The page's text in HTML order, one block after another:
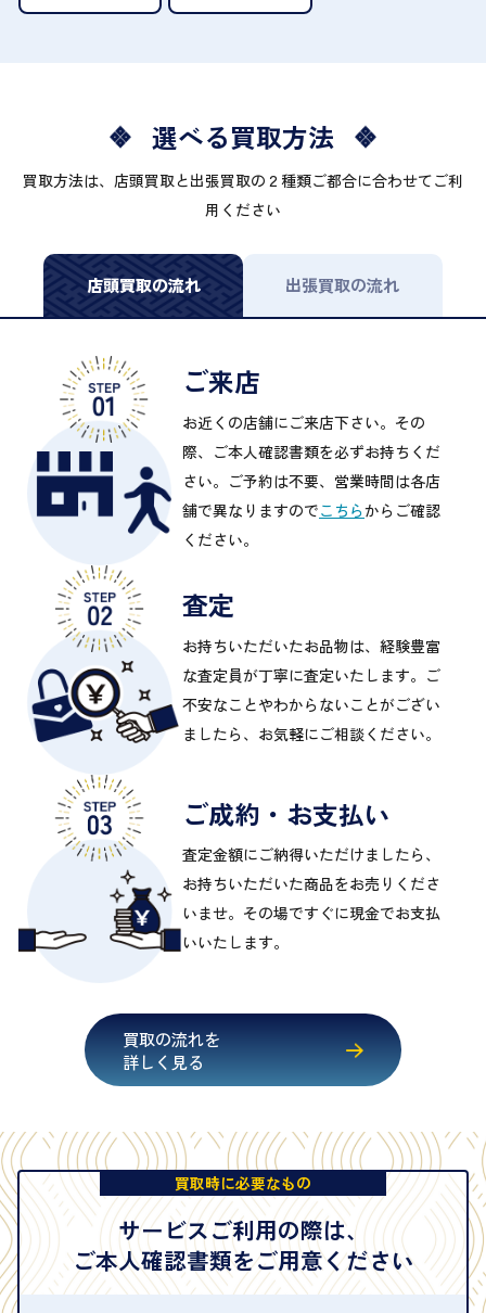
選べる買取方法
買取方法は、店頭買取と出張買取の２種類ご都合に合わせてご利
用ください
店頭買取の流れ 出張買取の流れ
ご来店
お近くの店舗にご来店下さい。その
際、ご本人確認書類を必ずお持ちくだ
さい。ご予約は不要、営業時間は各店
舗で異なりますのでこちらからご確認
ください。
査定
お持ちいただいたお品物は、経験豊富
な査定員が丁寧に査定いたします。ご
不安なことやわからないことがござい
ましたら、お気軽にご相談ください。
ご成約・お支払い
査定金額にご納得いただけましたら、
お持ちいただいた商品をお売りくださ
いませ。その場ですぐに現金でお支払
いいたします。
買取の流れを
詳しく見る
買取時に必要なもの
サービスご利用の際は、
ご本人確認書類をご用意ください